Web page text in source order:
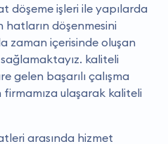
döşeme işleri ile yapılarda
hatların döşenmesini
zaman içerisinde oluşan
kaliteli
gelen başarılı çalışma
ulaşarak kaliteli
arasında hizmet